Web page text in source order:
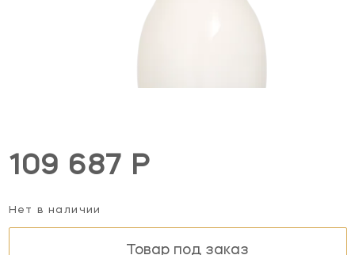
109 687 Р
Нет в наличии
Товар под заказ